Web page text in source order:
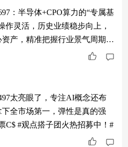
：半导体+CPO算力的“专属基
作灵活，历史业绩稳步向上，
产，精准把握行业景气周期，
潮中抢占先机～$同泰数字经
太亮眼了，专注AI概念还布
全市场第一，弹性是真的强
C$ #观点搭子团火热招募中！#